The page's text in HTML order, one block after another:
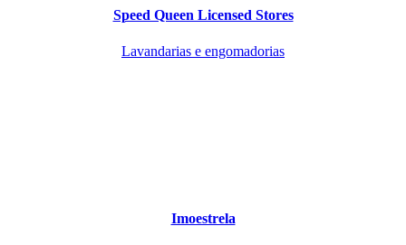
Speed Queen Licensed Stores
Lavandarias e engomadorias
Imoestrela